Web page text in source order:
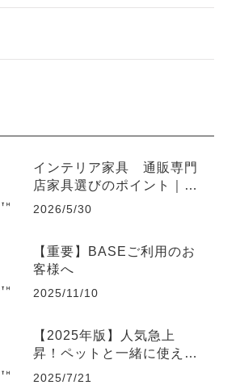
インテリア家具 通販専門
店家具選びのポイント｜ソ
ファ・ソファベッド・ベッ
2026/5/30
【重要】BASEご利用のお
客様へ
2025/11/10
【2025年版】人気急上
昇！ペットと一緒に使える
空気清浄機ランキングTOP
2025/7/21